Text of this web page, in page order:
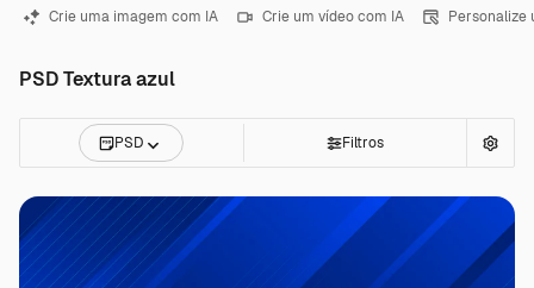
Crie uma imagem com IA Crie um vídeo com IA Personalize
PSD Textura azul
PSD Filtros